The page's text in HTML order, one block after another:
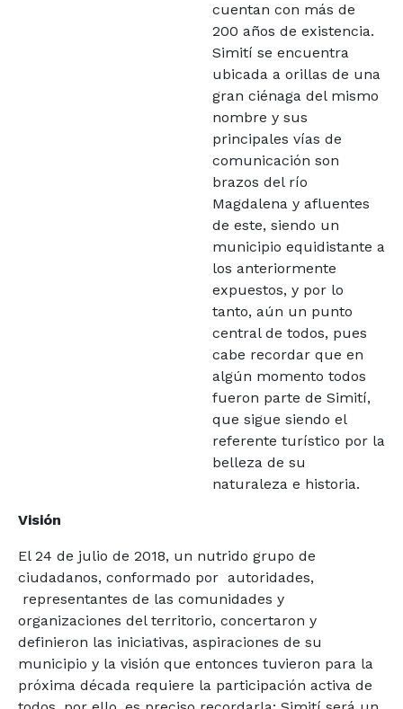
cuentan con más de
200 años de existencia.
Simití se encuentra
ubicada a orillas de una
gran ciénaga del mismo
nombre y sus
principales vías de
comunicación son
brazos del río
Magdalena y afluentes
de este, siendo un
municipio equidistante a
los anteriormente
expuestos, y por lo
tanto, aún un punto
central de todos, pues
cabe recordar que en
algún momento todos
fueron parte de Simití,
que sigue siendo el
referente turístico por la
belleza de su
naturaleza e historia.
Visión
El 24 de julio de 2018, un nutrido grupo de
ciudadanos, conformado por autoridades,
representantes de las comunidades y
organizaciones del territorio, concertaron y
definieron las iniciativas, aspiraciones de su
municipio y la visión que entonces tuvieron para la
próxima década requiere la participación activa de